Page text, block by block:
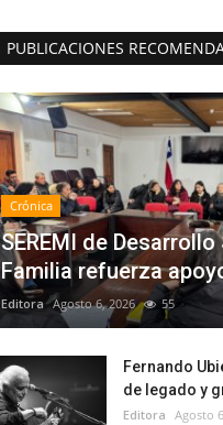
PUBLICACIONES
Crónica
SEREMI de
Familia refuerza
Editora Agosto 6, 2026 55
Fernando
de legado y
Editora Agosto